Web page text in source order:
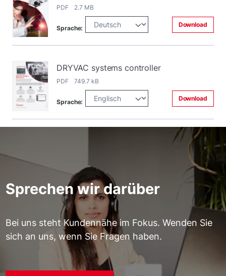
PDF 2.7 MB
Sprache: Download
DRYVAC systems controller
PDF 749.7 kB
Sprache: Download
Sprechen wir darüber
Bei uns steht Kundennähe im Fokus. Wenden Sie
sich an uns, wenn Sie Fragen haben.